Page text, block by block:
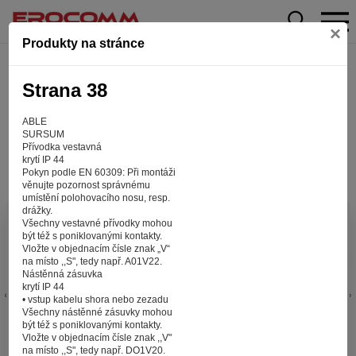
Produkty na stránce ×
Strana 38
ABLE
SURSUM
Přívodka vestavná
krytí IP 44
Pokyn podle EN 60309: Při montáži
věnujte pozornost správnému
umístění polohovacího nosu, resp.
drážky.
Všechny vestavné přívodky mohou
být též s poniklovanými kontakty.
Vložte v objednacím čísle znak „V“
na místo ,,S", tedy např. A01V22.
Nástěnná zásuvka
krytí IP 44
• vstup kabelu shora nebo zezadu
Všechny nástěnné zásuvky mohou
být též s poniklovanými kontakty.
Vložte v objednacím čísle znak ,,V"
na místo ,,S", tedy např. DO1V20.
Aby web fungoval tak, jak ho znáte (souhlas
s cookies)
Záleží nám na tom, aby pro vás nakupování bylo co nejlepší
zážitkem. Abyste na našich stránkách rychle našli to, co
hledáte, ušetřili spoustu klikání a nezobrazovaly se vám
reklamy na věci, které vás nezajímají. Abyste web viděli
v zobrazení na které jste zvyklí a nemuseli se pokaždé
přihlašovat. Proto od vás potřebujeme souhlas se